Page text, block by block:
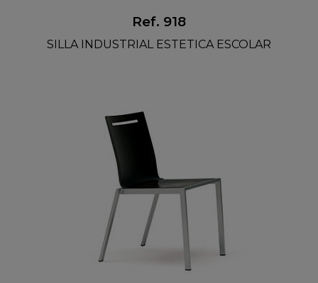
Ref. 918
SILLA INDUSTRIAL ESTETICA ESCOLAR